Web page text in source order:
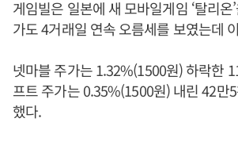
게임빌은 일본에 새 모바일게임 ‘탈리온
가도 4거래일 연속 오름세를 보였는데
넷마블 주가는 1.32%(1500원) 하락한
프트 주가는 0.35%(1500원) 내린 42만
했다.